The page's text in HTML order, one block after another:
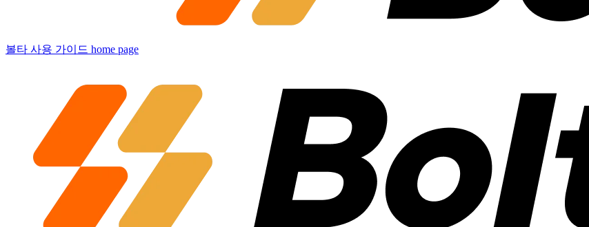
볼타 사용 가이드 home page